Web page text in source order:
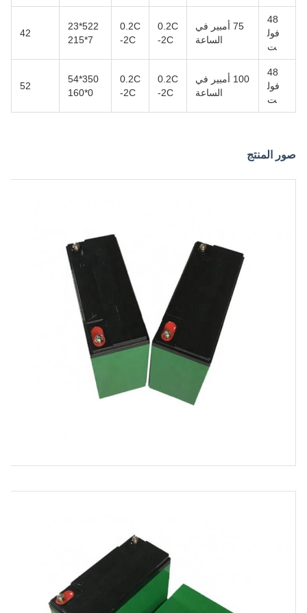
48
فول
ت
75 أمبير في
الساعة
0.2C
-2C
0.2C
-2C
522*23
7*215
42
48
فول
ت
100 أمبير في
الساعة
0.2C
-2C
0.2C
-2C
350*54
0*160
52
صور المنتج